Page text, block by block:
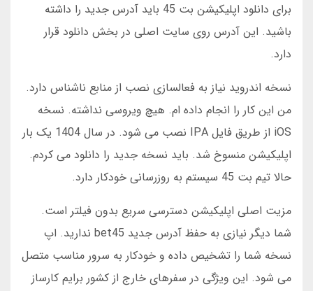
برای دانلود اپلیکیشن بت 45 باید آدرس جدید را داشته
باشید. این آدرس روی سایت اصلی در بخش دانلود قرار
دارد.
نسخه اندروید نیاز به فعالسازی نصب از منابع ناشناس دارد.
من این کار را انجام داده ام. هیچ ویروسی نداشته. نسخه
iOS از طریق فایل IPA نصب می شود. در سال 1404 یک بار
اپلیکیشن منسوخ شد. باید نسخه جدید را دانلود می کردم.
حالا تیم بت 45 سیستم به روزرسانی خودکار دارد.
مزیت اصلی اپلیکیشن دسترسی سریع بدون فیلتر است.
شما دیگر نیازی به حفظ آدرس جدید bet45 ندارید. اپ
نسخه شما را تشخیص داده و خودکار به سرور مناسب متصل
می شود. این ویژگی در سفرهای خارج از کشور برایم کارساز